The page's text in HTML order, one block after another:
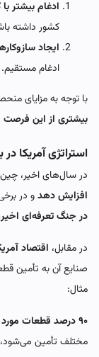
ادغام بیشتر با
کشور داشته
ایجاد
ادغام مستقیم.
با توجه به مزایای
بیشتری از این
استراتژی آمریکا
در سال‌های اخیر،
افزایش دهدو در
در جنگ تعرفه‌ای
در مقابل، اقتصاد
صنایع آن به تأمین
مثال:
۹۰ درصد قطعات مورد استفاده در تولید خودروهای آمریکایی
مختلف تأمین می‌شود،